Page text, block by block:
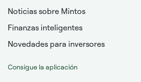
Noticias sobre Mintos
Finanzas inteligentes
Novedades para inversores
Consigue la aplicación